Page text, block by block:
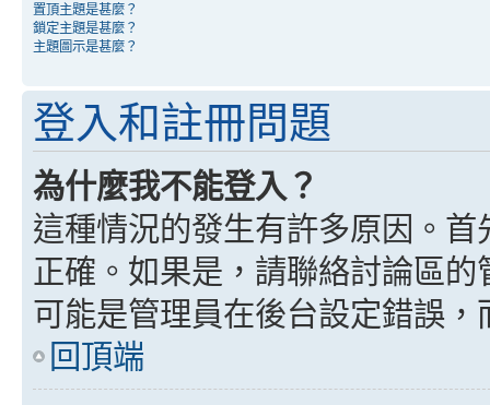
置頂主題是甚麼？
鎖定主題是甚麼？
主題圖示是甚麼？
登入和註冊問題
為什麼我不能登入？
這種情況的發生有許多原因。
正確。如果是，請聯絡討論區
可能是管理員在後台設定錯誤
回頂端